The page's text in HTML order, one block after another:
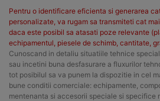
Pentru o identificare eficienta si generarea
personalizate, va rugam sa transmiteti cat
daca este posibil sa atasati poze relevante
echipamentul, piesele de schimb, cantitate,
Cunoscand in detaliu situatiile tehnice
sau incetini buna desfasurare a fluxurilor
tot posibilul sa va punem la dispozitie in cel
bune conditii comerciale: echipamente,
mentenanta si accesorii speciale si specifice